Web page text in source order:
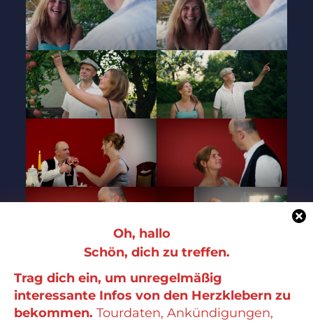
Oh, hallo
Schön, dich zu treffen.
Trag dich ein, um unregelmäßig
interessante Infos von den Herzklebern zu
bekommen. Tourdaten, Ankündigungen,